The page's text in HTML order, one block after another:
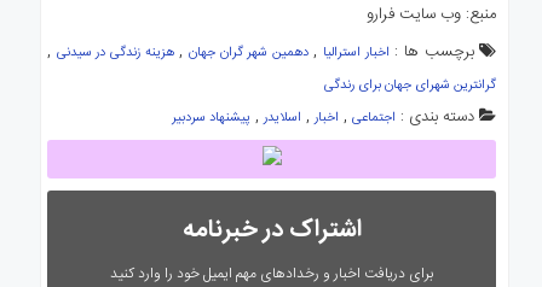
منبع: وب سایت فرارو
برچسب ها : اخبار استرالیا ,دهمین شهر گران جهان ,هزینه زندگی در سیدنی ,
گرانترین شهرای جهان برای رندگی
دسته بندی : اجتماعی, اخبار, اسلایدر, پیشنهاد سردبیر
اشتراک در خبرنامه
برای دریافت اخبار و رخدادهای مهم ایمیل خود را وارد کنید